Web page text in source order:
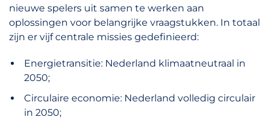
nieuwe spelers uit samen te werken aan
oplossingen voor belangrijke vraagstukken. In totaal
zijn er vijf centrale missies gedefinieerd:
Energietransitie: Nederland klimaatneutraal in
2050;
Circulaire economie: Nederland volledig circulair
in 2050;